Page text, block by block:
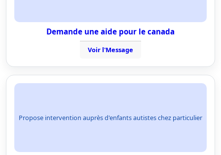
Demande une aide pour le canada
Voir l'Message
Propose intervention auprès d'enfants autistes chez particulier